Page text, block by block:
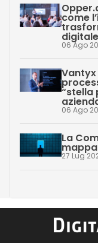
come
digitale
06 Ago
Vantyx
“stella
06 Ago
La
27 Lug